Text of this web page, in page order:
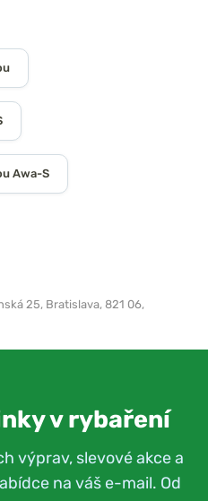
Awa-S
25, Bratislava, 821 06,
v rybaření
výprav, slevové akce a
na váš e-mail. Od